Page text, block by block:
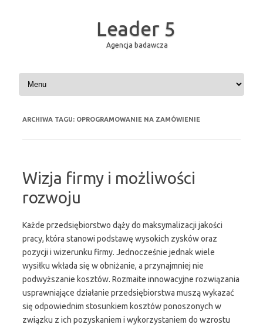
Leader 5
Agencja badawcza
Przejdź do treści
ARCHIWA TAGU: OPROGRAMOWANIE NA ZAMÓWIENIE
Wizja firmy i możliwości
rozwoju
Każde przedsiębiorstwo dąży do maksymalizacji jakości
pracy, która stanowi podstawę wysokich zysków oraz
pozycji i wizerunku firmy. Jednocześnie jednak wiele
wysiłku wkłada się w obniżanie, a przynajmniej nie
podwyższanie kosztów. Rozmaite innowacyjne rozwiązania
usprawniające działanie przedsiębiorstwa muszą wykazać
się odpowiednim stosunkiem kosztów ponoszonych w
związku z ich pozyskaniem i wykorzystaniem do wzrostu